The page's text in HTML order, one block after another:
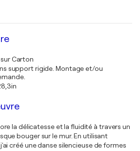
Carton
support rigide. Montage et/ou
la délicatesse et la fluidité à travers un
bouger sur le mur. En utilisant
créé une danse silencieuse de formes